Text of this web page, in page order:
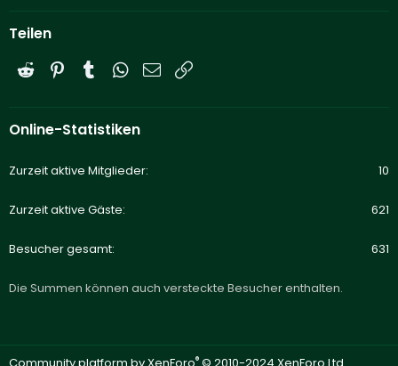
Teilen
Reddit PinterestTumblrWhatsApp
E-Mail
Online-Statistiken
Zurzeit aktive Mitglieder 10
Zurzeit aktive Gäste 621
Besucher gesamt 631
Die Summen können auch versteckte Besucher enthalten.
®